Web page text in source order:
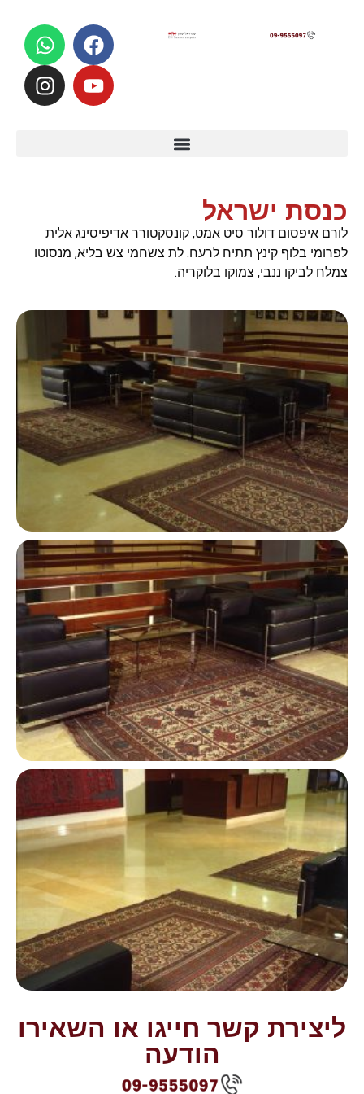
כנסת ישראל
לורם איפסום דולור סיט אמט, קונסקטורר אדיפיסינג אלית
לפרומי בלוף קינץ תתיח לרעח. לת צשחמי צש בליא, מנסוטו
צמלח לביקו ננבי, צמוקו בלוקריה.
ליצירת קשר חייגו או השאירו
הודעה